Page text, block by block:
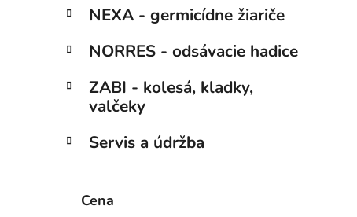
NEXA - germicídne žiariče
NORRES - odsávacie hadice
ZABI - kolesá, kladky,
valčeky
Servis a údržba
Cena